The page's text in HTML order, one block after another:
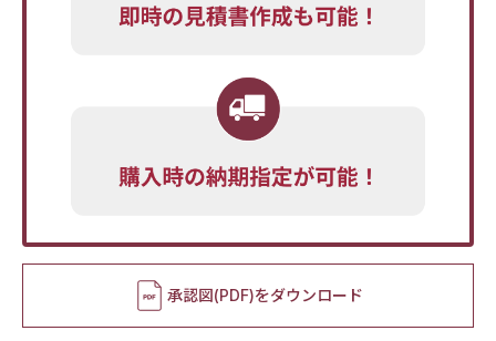
承認図(PDF)をダウンロード